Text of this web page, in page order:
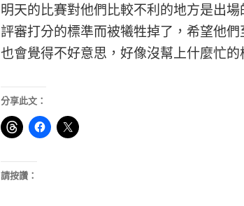
明天的比賽對他們比較不利的地方是出
評審打分的標準而被犧牲掉了，希望他
也會覺得不好意思，好像沒幫上什麼忙的
分享此文：
請按讚：